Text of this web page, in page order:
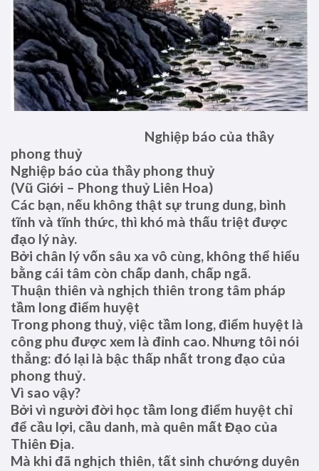
Nghiệp báo của thầy
phong thuỷ
Nghiệp báo của thầy phong thuỷ
(Vũ Giới – Phong thuỷ Liên Hoa)
Các bạn, nếu không thật sự trung dung, bình
tĩnh và tĩnh thức, thì khó mà thấu triệt được
đạo lý này.
Bởi chân lý vốn sâu xa vô cùng, không thể hiểu
bằng cái tâm còn chấp danh, chấp ngã.
Thuận thiên và nghịch thiên trong tâm pháp
tầm long điểm huyệt
Trong phong thuỷ, việc tầm long, điểm huyệt là
công phu được xem là đỉnh cao. Nhưng tôi nói
thẳng: đó lại là bậc thấp nhất trong đạo của
phong thuỷ.
Vì sao vậy?
Bởi vì người đời học tầm long điểm huyệt chỉ
để cầu lợi, cầu danh, mà quên mất Đạo của
Thiên Địa.
Mà khi đã nghịch thiên, tất sinh chướng duyên